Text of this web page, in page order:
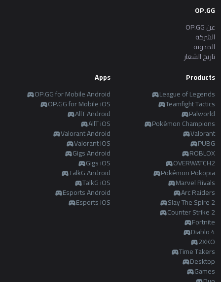
OP.GG
عن OP.GG
الشركة
المدونة
تاريخ الشعار
Products
League of Legends
Teamfight Tactics
Palworld
Pokémon Champions
Valorant
PUBG
ROBLOX
OVERWATCH2
Pokémon Pokopia
Marvel Rivals
Arc Raiders
Slay The Spire 2
Counter Strike 2
Fortnite
Diablo 4
2XKO
Time Takers
Desktop
Games
Apps
OP.GG for Mobile Android
OP.GG for Mobile iOS
AllT Android
AllT iOS
Valorant Android
Valorant iOS
Gigs Android
Gigs iOS
TalkG Android
TalkG iOS
Esports Android
Esports iOS